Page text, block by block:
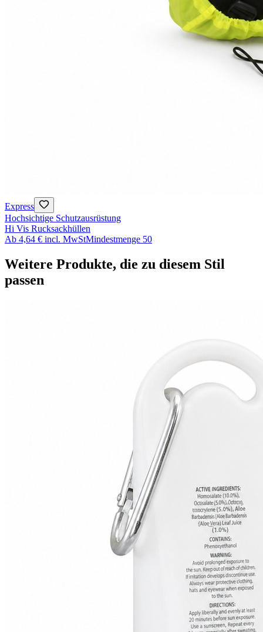
Express
Hochsichtige Schutzausrüstung
Hi Vis Rucksackhüllen
Ab 4,64 € incl. MwStMindestmenge 50
Weitere Produkte, die zu diesem Stil
passen